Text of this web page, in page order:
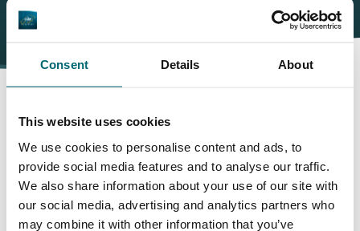
Consent Details About
This website uses cookies
We use cookies to personalise content and ads, to
provide social media features and to analyse our traffic.
We also share information about your use of our site with
our social media, advertising and analytics partners who
may combine it with other information that you’ve
Daarom boekt u bij The Carp
Specialist
35157 vissers hebben ons al beoordeeld